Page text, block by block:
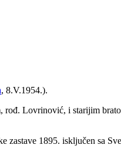
, 8.V.1954.).
rođ. Lovrinović, i starijim
1895. isključen sa